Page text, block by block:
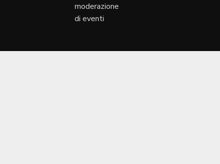
moderazione
di eventi